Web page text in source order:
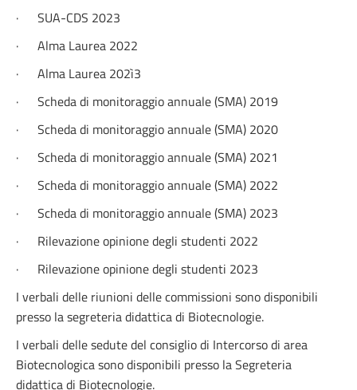
·
SUA-CDS 2023
·
Alma Laurea 2022
·
Alma Laurea 202ì3
·
Scheda di monitoraggio annuale (SMA) 2019
·
Scheda di monitoraggio annuale (SMA) 2020
·
Scheda di monitoraggio annuale (SMA) 2021
·
Scheda di monitoraggio annuale (SMA) 2022
·
Scheda di monitoraggio annuale (SMA) 2023
·
Rilevazione opinione degli studenti 2022
·
Rilevazione opinione degli studenti 2023
I verbali delle riunioni delle commissioni sono disponibili
presso la segreteria didattica di Biotecnologie.
I verbali delle sedute del consiglio di Intercorso di area
Biotecnologica sono disponibili presso la Segreteria
didattica di Biotecnologie.